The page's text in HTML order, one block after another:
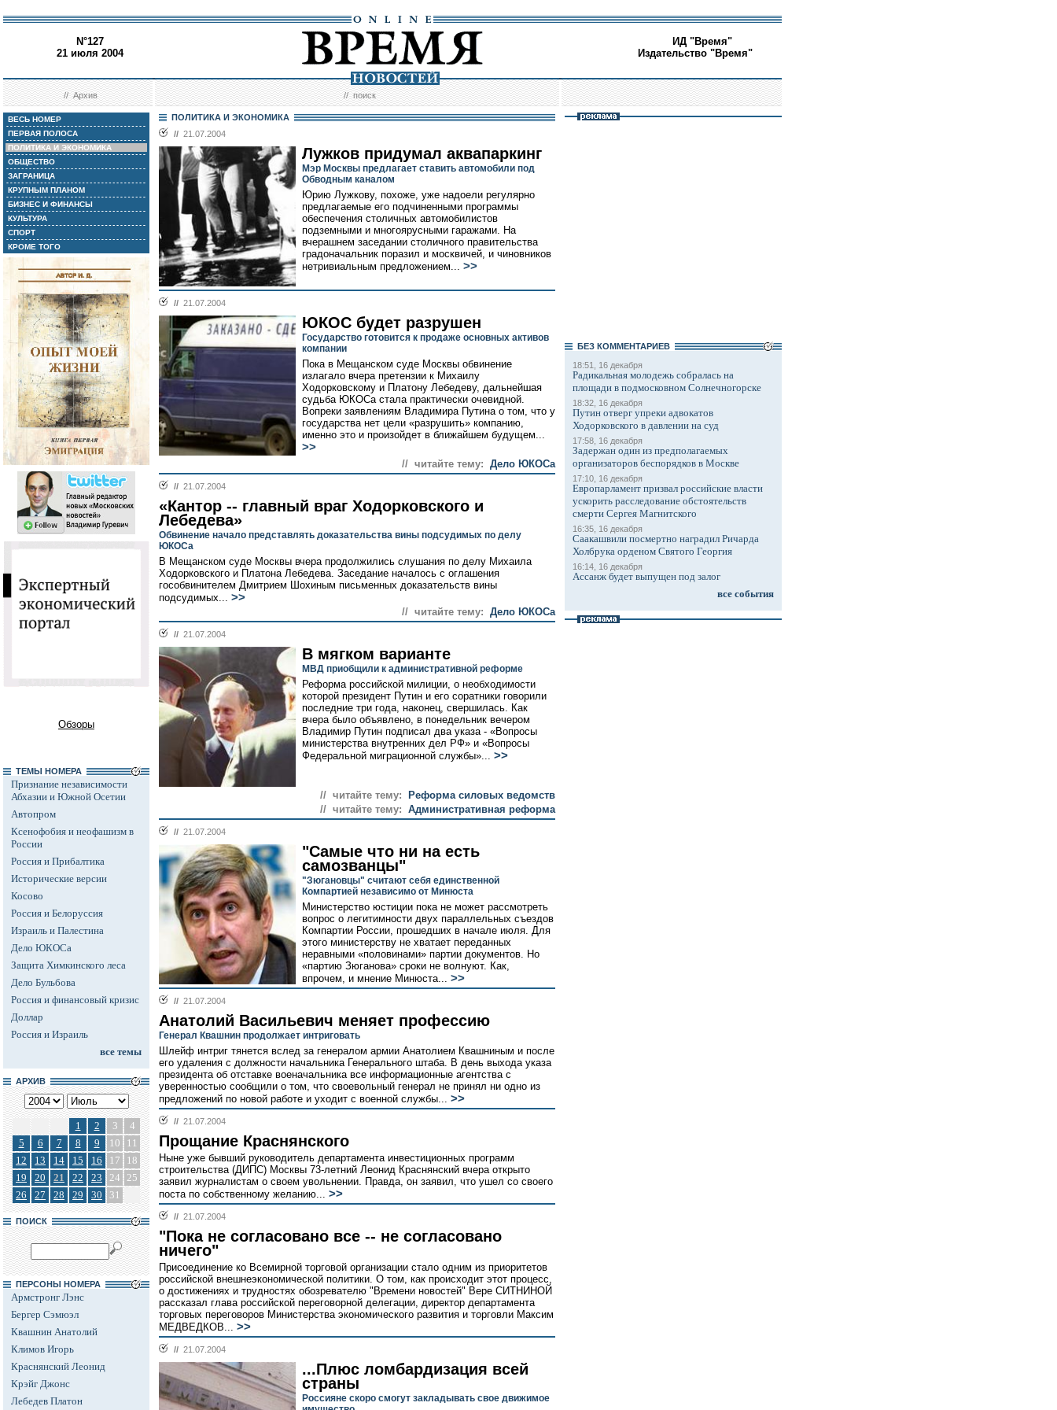
N°127
21 июля 2004
ИД "Время"
Издательство "Время"
//Архив //поиск
ВЕСЬ НОМЕР
ПЕРВАЯ ПОЛОСА
ПОЛИТИКА И ЭКОНОМИКА
ОБЩЕСТВО
ЗАГРАНИЦА
КРУПНЫМ ПЛАНОМ
БИЗНЕС И ФИНАНСЫ
КУЛЬТУРА
СПОРТ
КРОМЕ ТОГО
Обзоры
ТЕМЫ НОМЕРА
Признание независимости
Абхазии и Южной Осетии
Автопром
Ксенофобия и неофашизм в
России
Россия и Прибалтика
Исторические версии
Косово
Россия и Белоруссия
Израиль и Палестина
Дело ЮКОСа
Защита Химкинского леса
Дело Бульбова
Россия и финансовый кризис
Доллар
Россия и Израиль
все темы
АРХИВ
1 2 3
4
5
6 7 8 9 10
11
12
13 14 15 16 17
18
19
20 21 22 23 24 25
26
27 28 29 30 31
ПОИСК
ПЕРСОНЫ НОМЕРА
Армстронг Лэнс
Бергер Сэмюэл
Квашнин Анатолий
Климов Игорь
Краснянский Леонид
Крэйг Джонс
Лебедев Платон
ПОЛИТИКА И ЭКОНОМИКА
// 21.07.2004
Лужков придумал аквапаркинг
Мэр Москвы предлагает ставить автомобили под
Обводным каналом
Юрию Лужкову, похоже, уже надоели регулярно
предлагаемые его подчиненными программы
обеспечения столичных автомобилистов
подземными и многоярусными гаражами. На
вчерашнем заседании столичного правительства
градоначальник поразил и москвичей, и чиновников
нетривиальным предложением... >>
// 21.07.2004
ЮКОС будет разрушен
Государство готовится к продаже основных активов
компании
Пока в Мещанском суде Москвы обвинение
излагало вчера претензии к Михаилу
Ходорковскому и Платону Лебедеву, дальнейшая
судьба ЮКОСа стала практически очевидной.
Вопреки заявлениям Владимира Путина о том, что у
государства нет цели «разрушить» компанию,
именно это и произойдет в ближайшем будущем...
>>
// читайте тему: Дело ЮКОСа
// 21.07.2004
«Кантор -- главный враг Ходорковского и
Лебедева»
Обвинение начало представлять доказательства вины подсудимых по делу
ЮКОСа
В Мещанском суде Москвы вчера продолжились слушания по делу Михаила
Ходорковского и Платона Лебедева. Заседание началось с оглашения
гособвинителем Дмитрием Шохиным письменных доказательств вины
подсудимых... >>
// читайте тему: Дело ЮКОСа
// 21.07.2004
В мягком варианте
МВД приобщили к административной реформе
Реформа российской милиции, о необходимости
которой президент Путин и его соратники говорили
последние три года, наконец, свершилась. Как
вчера было объявлено, в понедельник вечером
Владимир Путин подписал два указа - «Вопросы
министерства внутренних дел РФ» и «Вопросы
Федеральной миграционной службы»... >>
// читайте тему:
Реформа силовых ведомств
// читайте тему: Административная реформа
// 21.07.2004
"Самые что ни на есть
самозванцы"
"Зюгановцы" считают себя единственной
Компартией независимо от Минюста
Министерство юстиции пока не может рассмотреть
вопрос о легитимности двух параллельных съездов
Компартии России, прошедших в начале июля. Для
этого министерству не хватает переданных
неравными «половинами» партии документов. Но
«партию Зюганова» сроки не волнуют. Как,
впрочем, и мнение Минюста... >>
// 21.07.2004
Анатолий Васильевич меняет профессию
Генерал Квашнин продолжает интриговать
Шлейф интриг тянется вслед за генералом армии Анатолием Квашниным и после
его удаления с должности начальника Генерального штаба. В день выхода указа
президента об отставке военачальника все информационные агентства с
уверенностью сообщили о том, что своевольный генерал не принял ни одно из
предложений по новой работе и уходит с военной службы... >>
// 21.07.2004
Прощание Краснянского
Ныне уже бывший руководитель департамента инвестиционных программ
строительства (ДИПС) Москвы 73-летний Леонид Краснянский вчера открыто
заявил журналистам о своем увольнении. Правда, он заявил, что ушел со своего
поста по собственному желанию... >>
// 21.07.2004
"Пока не согласовано все -- не согласовано
ничего"
Присоединение ко Всемирной торговой организации стало одним из приоритетов
российской внешнеэкономической политики. О том, как происходит этот процесс,
о достижениях и трудностях обозревателю "Времени новостей" Вере СИТНИНОЙ
рассказал глава российской переговорной делегации, директор департамента
торговых переговоров Министерства экономического развития и торговли Максим
МЕДВЕДКОВ... >>
// 21.07.2004
...Плюс ломбардизация всей
страны
Россияне скоро смогут закладывать свое движимое
БЕЗ КОМMЕНТАРИЕВ
18:51, 16 декабря
Радикальная молодежь собралась на
площади в подмосковном Солнечногорске
18:32, 16 декабря
Путин отверг упреки адвокатов
Ходорковского в давлении на суд
17:58, 16 декабря
Задержан один из предполагаемых
организаторов беспорядков в Москве
17:10, 16 декабря
Европарламент призвал российские власти
ускорить расследование обстоятельств
смерти Сергея Магнитского
16:35, 16 декабря
Саакашвили посмертно наградил Ричарда
Холбрука орденом Святого Георгия
16:14, 16 декабря
Ассанж будет выпущен под залог
все события